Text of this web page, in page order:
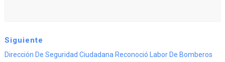
Siguiente
Dirección De Seguridad Ciudadana Reconoció Labor De Bomberos